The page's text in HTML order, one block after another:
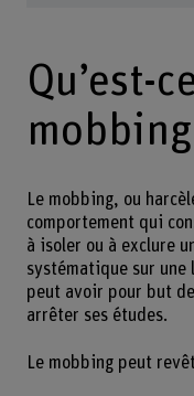
Qu’est-
Le mobbing, ou
comportement qui
à isoler ou à exclure
systématique sur une
peut avoir pour but
arrêter ses études.
Le mobbing peut